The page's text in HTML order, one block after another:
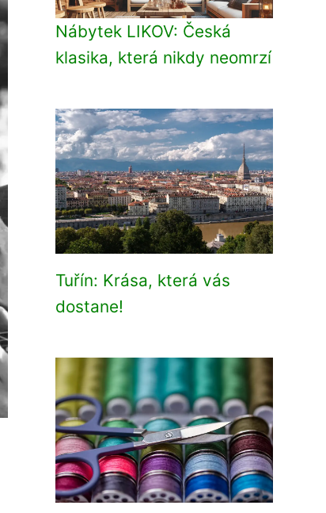
Nábytek LIKOV: Česká
klasika, která nikdy neomrzí
Tuřín: Krása, která vás
dostane!